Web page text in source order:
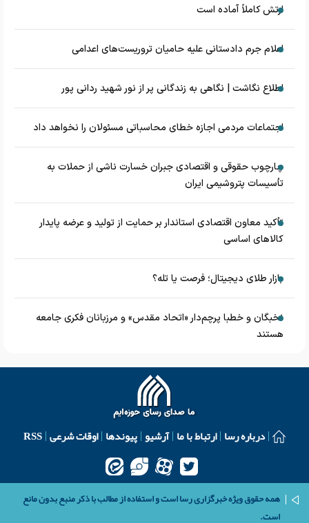
ارتش کاملاً آماده است
اعلام جرم دادستانی علیه حامیان تروریست‌های اعدامی
اطلاع نگاشت | نگاهی به زندگانی پر از نور شهید ردانی پور
اجتماعات مردمی اجازه خطای محاسباتی مسئولان را نخواهد داد
چارچوب حقوقی و اقتصادی جبران خسارت ناشی از حملات به
تأسیسات پتروشیمی ایران
تأکید معاون اقتصادی استاندار بر حمایت از تولید و عرضه پایدار
کالاهای اساسی
بازار طلای دیجیتال؛ فرصت یا تله؟
نخبگان و خطبا پرچم‌دار «اتحاد مقدس» و مرزبانان فکری جامعه
هستند
درباره رسا ارتباط با ما آرشیو پیوندها اوقات شرعی RSS
همه حقوق ویژه خبرگزاری رسا است و استفاده از مطالب با ذکر منبع بدون مانع
است.